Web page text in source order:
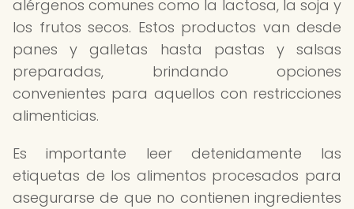
alérgenos comunes como la lactosa, la soja y
los frutos secos. Estos productos van desde
panes y galletas hasta pastas y salsas
preparadas, brindando opciones
convenientes para aquellos con restricciones
alimenticias.
Es importante leer detenidamente las
etiquetas de los alimentos procesados para
asegurarse de que no contienen ingredientes